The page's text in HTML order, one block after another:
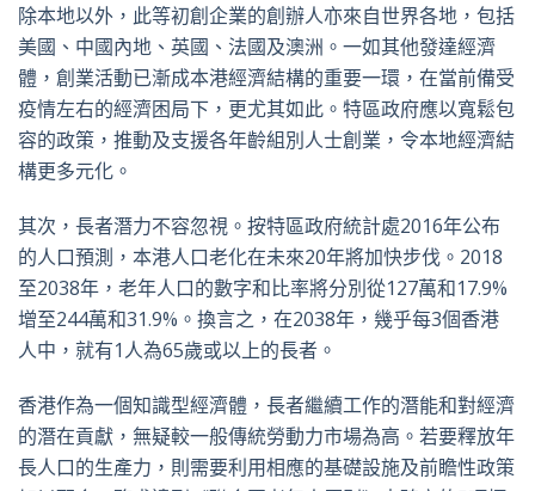
除本地以外，此等初創企業的創辦人亦來自世界各地，包括
美國、中國內地、英國、法國及澳洲。一如其他發達經濟
體，創業活動已漸成本港經濟結構的重要一環，在當前備受
疫情左右的經濟困局下，更尤其如此。特區政府應以寬鬆包
容的政策，推動及支援各年齡組別人士創業，令本地經濟結
構更多元化。
其次，長者潛力不容忽視。按特區政府統計處2016年公布
的人口預測，本港人口老化在未來20年將加快步伐。2018
至2038年，老年人口的數字和比率將分別從127萬和17.9%
增至244萬和31.9%。換言之，在2038年，幾乎每3個香港
人中，就有1人為65歲或以上的長者。
香港作為一個知識型經濟體，長者繼續工作的潛能和對經濟
的潛在貢獻，無疑較一般傳統勞動力市場為高。若要釋放年
長人口的生產力，則需要利用相應的基礎設施及前瞻性政策